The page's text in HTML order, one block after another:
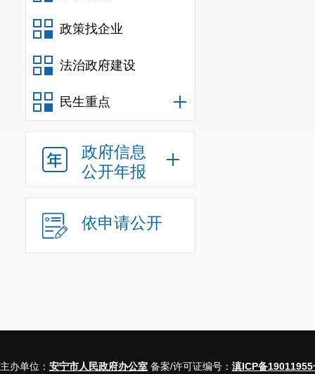
政策找企业
法治政府建设
民生重点
政府信息
公开年报
依申请公开
主办单位： 安宁市人民政府办公室 备案/许可证编号： 滇ICP备